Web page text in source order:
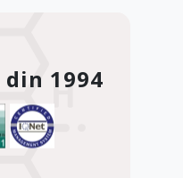
din 1994